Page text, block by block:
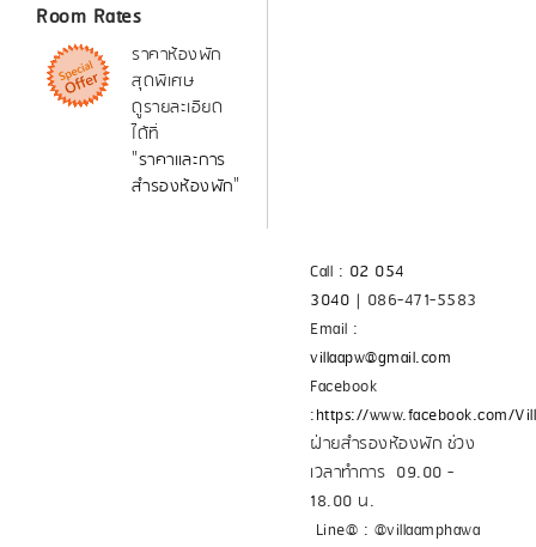
Room Rates
ราคาห้องพัก
สุดพิเศษ
ดูรายละเอียด
ได้ที่
"ราคาและการ
สำรองห้องพัก"
Call : 02 054
3040 | 086-471-5583
Email :
villaapw@gmail.com
Facebook
:https://www.facebook.com/
ฝ่ายสำรองห้องพัก ช่วง
เวลาทำการ 09.00 -
18.00 น.
Line@ : @villaamphawa